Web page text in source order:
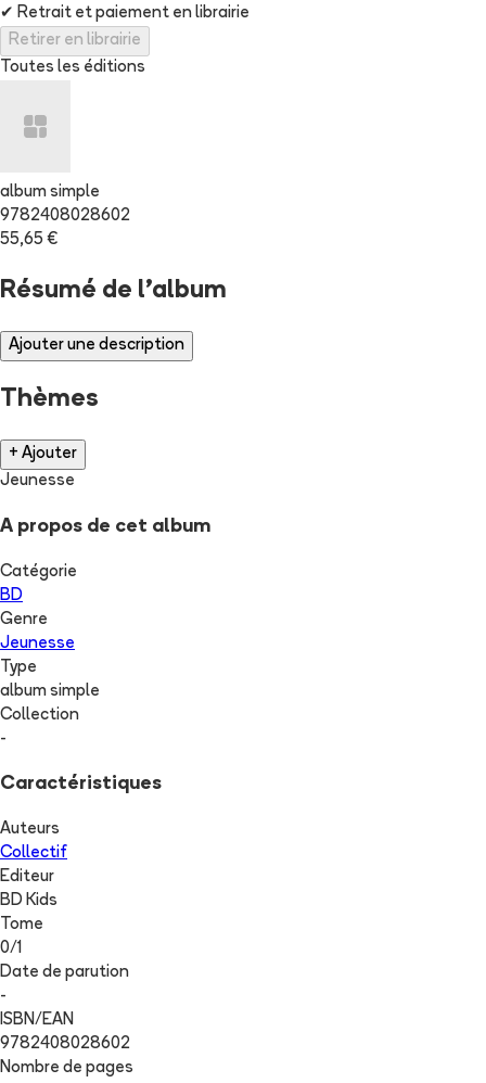
✔ Retrait et paiement en librairie
Retirer en librairie
Toutes les éditions
album simple
9782408028602
55,65 €
Résumé de l'album
Ajouter une description
Thèmes
+ Ajouter
Jeunesse
A propos de cet album
Catégorie
BD
Genre
Jeunesse
Type
album simple
Collection
-
Caractéristiques
Auteurs
Collectif
Editeur
BD Kids
Tome
0/1
Date de parution
-
ISBN/EAN
9782408028602
Nombre de pages